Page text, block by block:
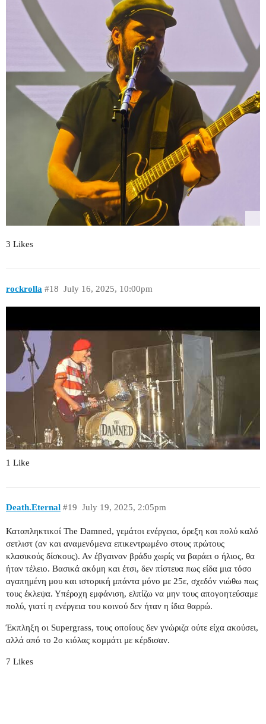
3 Likes
rockrolla July 16, 2025, 10:00pm
#18
1 Like
Death.Eternal July 19, 2025, 2:05pm
#19
Καταπληκτικοί The Damned, γεμάτοι ενέργεια, όρεξη και πολύ καλό
σετλιστ (αν και αναμενόμενα επικεντρωμένο στους πρώτους
κλασικούς δίσκους). Αν έβγαιναν βράδυ χωρίς να βαράει ο ήλιος, θα
ήταν τέλειο. Βασικά ακόμη και έτσι, δεν πίστευα πως είδα μια τόσο
αγαπημένη μου και ιστορική μπάντα μόνο με 25ε, σχεδόν νιώθω πως
τους έκλεψα. Υπέροχη εμφάνιση, ελπίζω να μην τους απογοητεύσαμε
πολύ, γιατί η ενέργεια του κοινού δεν ήταν η ίδια θαρρώ.
Έκπληξη οι Supergrass, τους οποίους δεν γνώριζα ούτε είχα ακούσει,
αλλά από το 2ο κιόλας κομμάτι με κέρδισαν.
7 Likes